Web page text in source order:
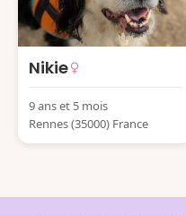
Nikie
9 ans et 5 mois
Rennes (35000) France